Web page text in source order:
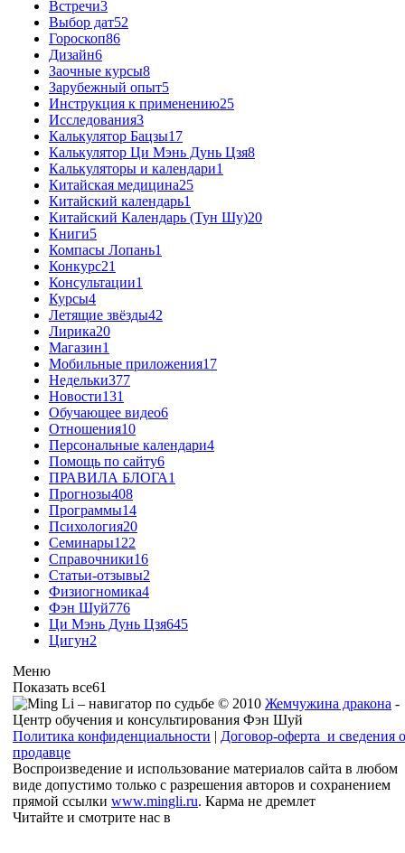
Встречи3
Выбор дат52
Гороскоп86
Дизайн6
Заочные курсы8
Зарубежный опыт5
Инструкция к применению25
Исследования3
Калькулятор Бацзы17
Калькулятор Ци Мэнь Дунь Цзя8
Калькуляторы и календари1
Китайская медицина25
Китайский календарь1
Китайский Календарь (Тун Шу)20
Книги5
Компасы Лопань1
Конкурс21
Консультации1
Курсы4
Летящие звёзды42
Лирика20
Магазин1
Мобильные приложения17
Недельки377
Новости131
Обучающее видео6
Отношения10
Персональные календари4
Помощь по сайту6
ПРАВИЛА БЛОГА1
Прогнозы408
Программы14
Психология20
Семинары122
Справочники16
Статьи-отзывы2
Физиогномика4
Фэн Шуй776
Ци Мэнь Дунь Цзя645
Цигун2
Меню
Показать все61
© 2010 Жемчужина дракона -
Центр обучения и консультирования Фэн Шуй
Политика конфиденциальности | Договор-оферта и сведения о
продавце
Воспроизведение и использование материалов сайта в любом
виде допустимо только с разрешения авторов и сохранением
прямой ссылки www.mingli.ru. Карма не дремлет
Читайте и смотрите нас в